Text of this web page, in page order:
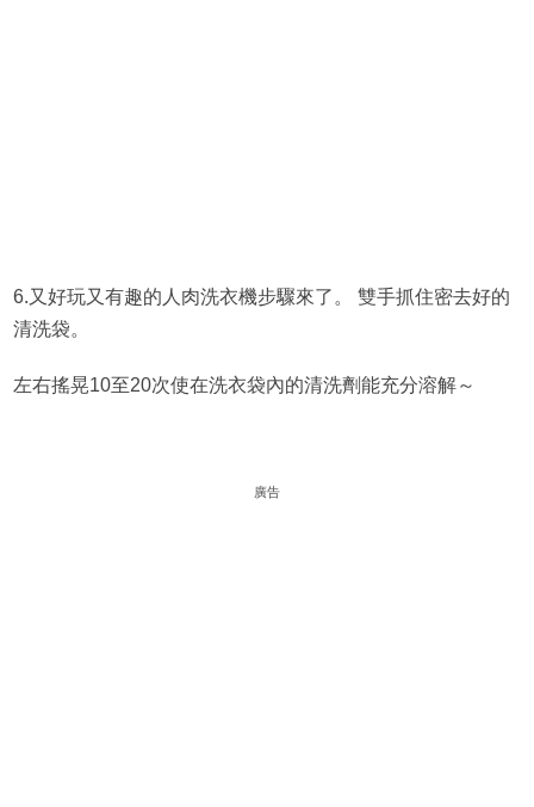
6.又好玩又有趣的人肉洗衣機步驟來了。 雙手抓住密去好的
清洗袋。
左右搖晃10至20次使在洗衣袋內的清洗劑能充分溶解～
廣告